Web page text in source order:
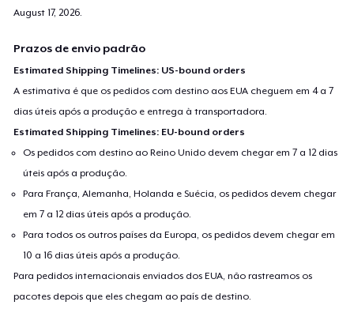
August 17, 2026.
Prazos de envio padrão
Estimated Shipping Timelines: US-bound orders
A estimativa é que os pedidos com destino aos EUA cheguem em 4 a 7
dias úteis após a produção e entrega à transportadora.
Estimated Shipping Timelines: EU-bound orders
Os pedidos com destino ao Reino Unido devem chegar em 7 a 12 dias
úteis após a produção.
Para França, Alemanha, Holanda e Suécia, os pedidos devem chegar
em 7 a 12 dias úteis após a produção.
Para todos os outros países da Europa, os pedidos devem chegar em
10 a 16 dias úteis após a produção.
Para pedidos internacionais enviados dos EUA, não rastreamos os
pacotes depois que eles chegam ao país de destino.